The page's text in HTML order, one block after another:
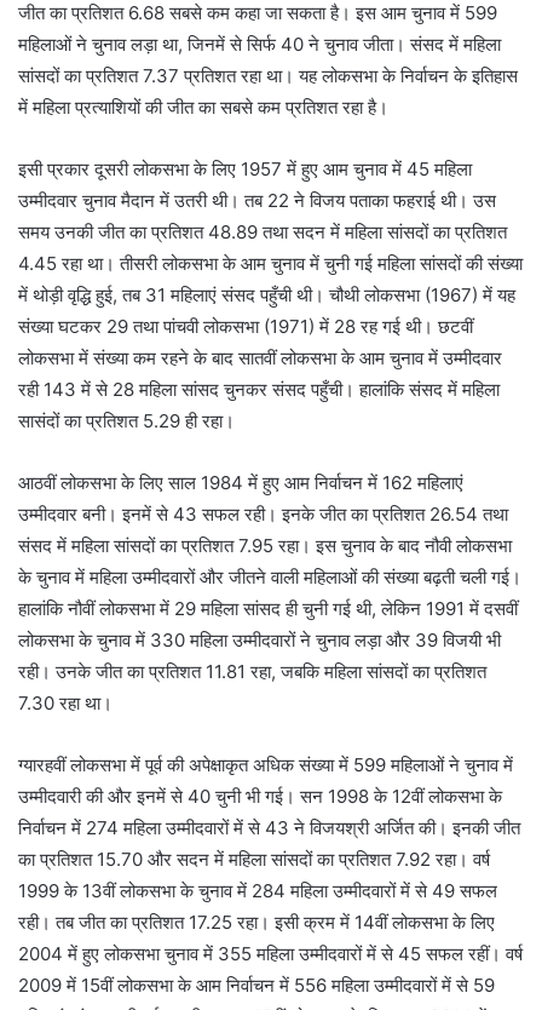
जीत का प्रतिशत 6.68 सबसे कम कहा जा सकता है। इस आम चुनाव में 599
महिलाओं ने चुनाव लड़ा था, जिनमें से सिर्फ 40 ने चुनाव जीता। संसद में महिला
सांसदों का प्रतिशत 7.37 प्रतिशत रहा था। यह लोकसभा के निर्वाचन के इतिहास
में महिला प्रत्याशियों की जीत का सबसे कम प्रतिशत रहा है।
इसी प्रकार दूसरी लोकसभा के लिए 1957 में हुए आम चुनाव में 45 महिला
उम्मीदवार चुनाव मैदान में उतरी थी। तब 22 ने विजय पताका फहराई थी। उस
समय उनकी जीत का प्रतिशत 48.89 तथा सदन में महिला सांसदों का प्रतिशत
4.45 रहा था। तीसरी लोकसभा के आम चुनाव में चुनी गई महिला सांसदों की संख्या
में थोड़ी वृद्धि हुई, तब 31 महिलाएं संसद पहुँची थी। चौथी लोकसभा (1967) में यह
संख्या घटकर 29 तथा पांचवी लोकसभा (1971) में 28 रह गई थी। छटवीं
लोकसभा में संख्या कम रहने के बाद सातवीं लोकसभा के आम चुनाव में उम्मीदवार
रही 143 में से 28 महिला सांसद चुनकर संसद पहुँची। हालांकि संसद में महिला
सासंदों का प्रतिशत 5.29 ही रहा।
आठवीं लोकसभा के लिए साल 1984 में हुए आम निर्वाचन में 162 महिलाएं
उम्मीदवार बनी। इनमें से 43 सफल रही। इनके जीत का प्रतिशत 26.54 तथा
संसद में महिला सांसदों का प्रतिशत 7.95 रहा। इस चुनाव के बाद नौवी लोकसभा
के चुनाव में महिला उम्मीदवारों और जीतने वाली महिलाओं की संख्या बढ़ती चली गई।
हालांकि नौवीं लोकसभा में 29 महिला सांसद ही चुनी गई थी, लेकिन 1991 में दसवीं
लोकसभा के चुनाव में 330 महिला उम्मीदवारों ने चुनाव लड़ा और 39 विजयी भी
रही। उनके जीत का प्रतिशत 11.81 रहा, जबकि महिला सांसदों का प्रतिशत
7.30 रहा था।
ग्यारहवीं लोकसभा में पूर्व की अपेक्षाकृत अधिक संख्या में 599 महिलाओं ने चुनाव में
उम्मीदवारी की और इनमें से 40 चुनी भी गई। सन 1998 के 12वीं लोकसभा के
निर्वाचन में 274 महिला उम्मीदवारों में से 43 ने विजयश्री अर्जित की। इनकी जीत
का प्रतिशत 15.70 और सदन में महिला सांसदों का प्रतिशत 7.92 रहा। वर्ष
1999 के 13वीं लोकसभा के चुनाव में 284 महिला उम्मीदवारों में से 49 सफल
रही। तब जीत का प्रतिशत 17.25 रहा। इसी क्रम में 14वीं लोकसभा के लिए
2004 में हुए लोकसभा चुनाव में 355 महिला उम्मीदवारों में से 45 सफल रहीं। वर्ष
2009 में 15वीं लोकसभा के आम निर्वाचन में 556 महिला उम्मीदवारों में से 59